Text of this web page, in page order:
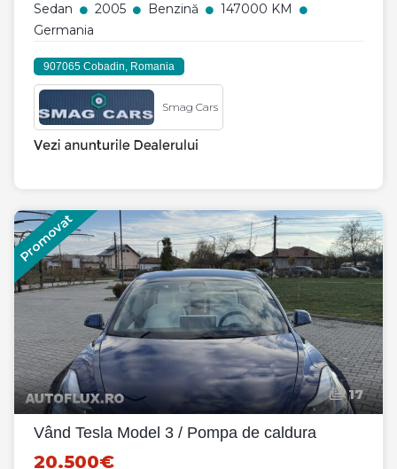
Sedan 2005 Benzină
147000 KM
Germania
907065 Cobadin, Romania
Smag Cars
Promovat
17
Vând Tesla Model 3 / Pompa de caldura
20.500€